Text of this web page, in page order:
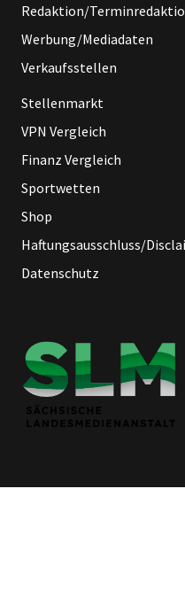
Redaktion/
Werbung/Mediadaten
Verkaufsstellen
Stellenmarkt
VPN Vergleich
Finanz Vergleich
Sportwetten
Shop
Haftungsausschluss/
Datenschutz